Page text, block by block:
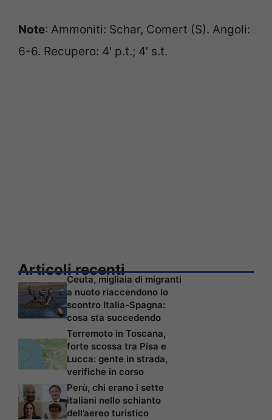
Note: Ammoniti: Schar, Comert (S). Angoli:
6-6. Recupero: 4′ p.t.; 4′ s.t.
Articoli recenti
Ceuta, migliaia di migranti
a nuoto riaccendono lo
scontro Italia-Spagna:
cosa sta succedendo
Terremoto in Toscana,
forte scossa tra Pisa e
Lucca: gente in strada,
verifiche in corso
Perù, chi erano i sette
italiani nello schianto
dell’aereo turistico